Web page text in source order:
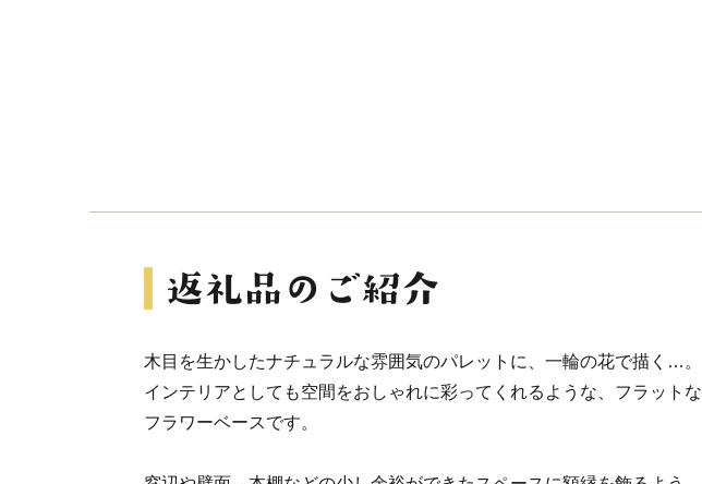
木目を生かしたナチュラルな雰囲気のパレットに、一輪の花で描く…。
インテリアとしても空間をおしゃれに彩ってくれるような、フラットな
フラワーベースです。